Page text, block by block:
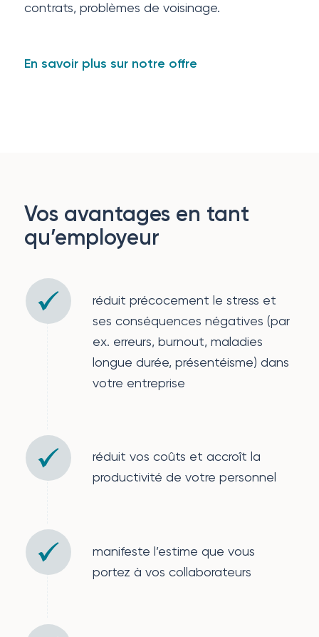
contrats, problèmes de voisinage.
En savoir plus sur notre offre
Vos avantages en tant
qu’employeur
réduit précocement le stress et
ses conséquences négatives (par
ex. erreurs, burnout, maladies
longue durée, présentéisme) dans
votre entreprise
réduit vos coûts et accroît la
productivité de votre personnel
manifeste l’estime que vous
portez à vos collaborateurs